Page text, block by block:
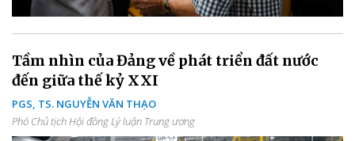
Tầm nhìn của Đảng về phát triển đất nước
đến giữa thế kỷ XXI
PGS, TS. NGUYỄN VĂN THẠO
Phó Chủ tịch Hội đồng Lý luận Trung ương